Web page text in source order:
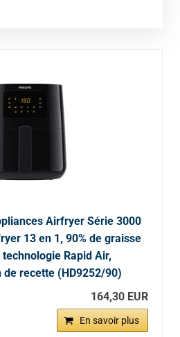
Airfryer Série 3000
13 en 1, 90% de graisse
Rapid Air,
recette (HD9252/90)
164,30 EUR
En savoir plus